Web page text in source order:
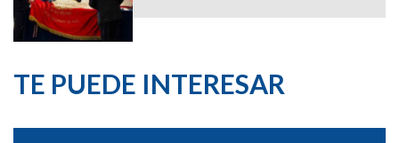
TE PUEDE INTERESAR